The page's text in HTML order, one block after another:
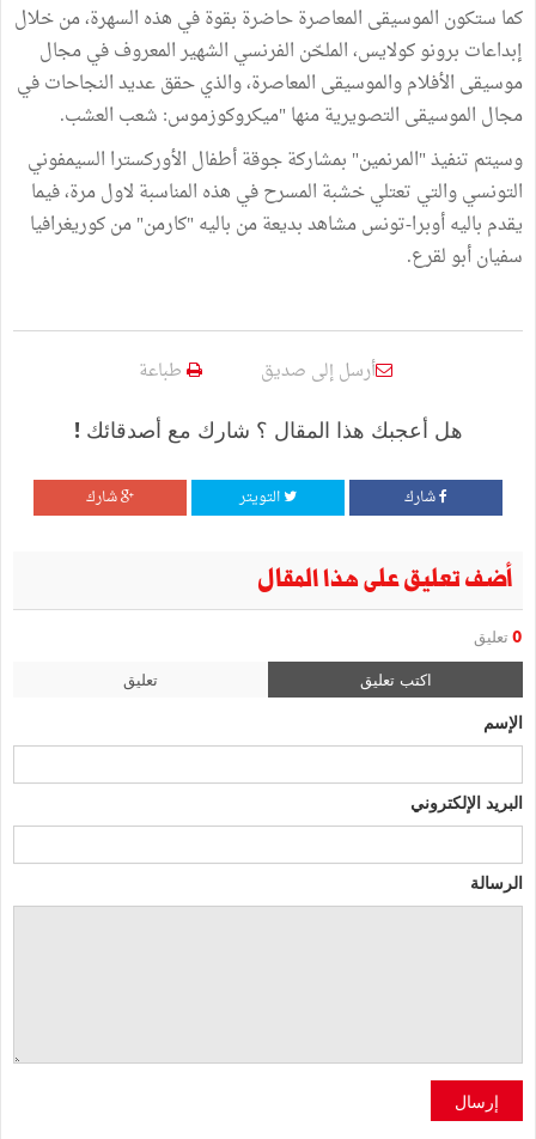
كما ستكون الموسيقى المعاصرة حاضرة بقوة في هذه السهرة، من خلال
إبداعات برونو كولايس، الملحّن الفرنسي الشهير المعروف في مجال
موسيقى الأفلام والموسيقى المعاصرة، والذي حقق عديد النجاحات في
مجال الموسيقى التصويرية منها "ميكروكوزموس: شعب العشب.
وسيتم تنفيذ "المرنمين" بمشاركة جوقة أطفال الأوركسترا السيمفوني
التونسي والتي تعتلي خشبة المسرح في هذه المناسبة لاول مرة، فيما
يقدم باليه أوبرا-تونس مشاهد بديعة من باليه "كارمن" من كوريغرافيا
سفيان أبو لقرع.
أرسل إلى صديق طباعة
هل أعجبك هذا المقال ؟ شارك مع أصدقائك !
شارك التويتر شارك
أضف تعليق على هذا المقال
0 تعليق
اكتب تعليق تعليق
الإسم
البريد الإلكتروني
الرسالة
إرسال